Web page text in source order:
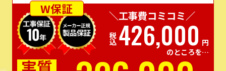
W保証
＼工事費コミコミ／
税込426,000 円
のところを…